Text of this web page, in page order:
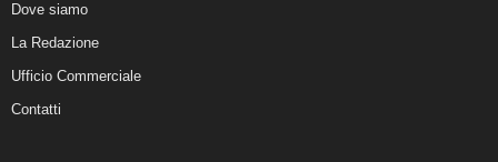
Dove siamo
La Redazione
Ufficio Commerciale
Contatti